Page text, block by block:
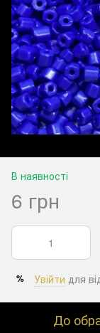
В наявності
6 грн
% Увійти для
До